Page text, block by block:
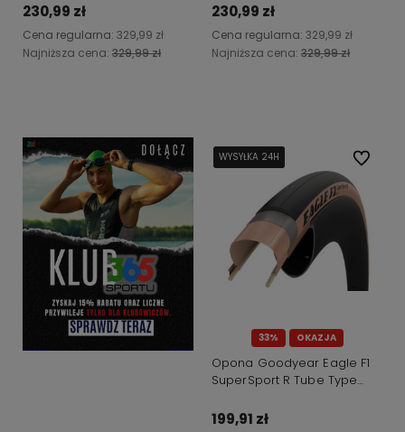
230,99 zł
Cena regularna: 329,99 zł
Najniższa cena: 329,99 zł
230,99 zł
Cena regularna: 329,99 zł
Najniższa cena: 329,99 zł
33% OKAZJA
WYSYŁKA 24H
WYSYŁKA 24H
WYSYŁKA 24H
WYSYŁKA 24H
Opona Goodyear Eagle F1
SuperSport R Tube Type
199,91 zł
Do